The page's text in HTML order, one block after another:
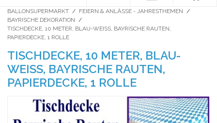
BALLONSUPERMARKT / FEIERN & ANLÄSSE - JAHRESTHEMEN /
BAYRISCHE DEKORATION /
TISCHDECKE, 10 METER, BLAU-WEISS, BAYRISCHE RAUTEN, P
APIERDECKE, 1 ROLLE
TISCHDECKE, 10 METER, BLAU-
WEISS, BAYRISCHE RAUTEN, P
APIERDECKE, 1 ROLLE